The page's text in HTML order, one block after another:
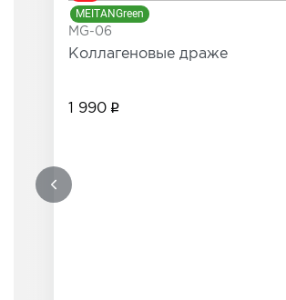
MEITANGreen
MG-06
Коллагеновые драже
1 990